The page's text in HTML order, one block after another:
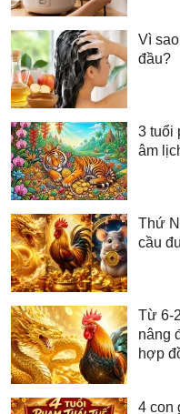
Vì
đầu?
3 tuổi
âm
Thứ
cầu
Từ 6-
nâng
hợp
4 con